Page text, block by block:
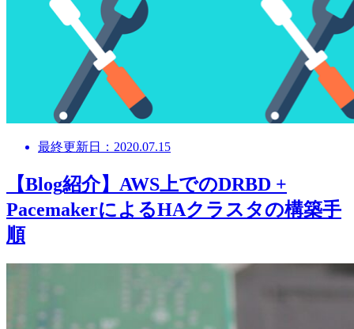
最終更新日：2020.07.15
【Blog紹介】AWS上でのDRBD +
PacemakerによるHAクラスタの構築手
順